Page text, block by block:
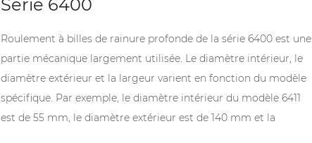
Série 6400
Roulement à billes de rainure profonde de la série 6400 est une
partie mécanique largement utilisée. Le diamètre intérieur, le
diamètre extérieur et la largeur varient en fonction du modèle
spécifique. Par exemple, le diamètre intérieur du modèle 6411
est de 55 mm, le diamètre extérieur est de 140 mm et la